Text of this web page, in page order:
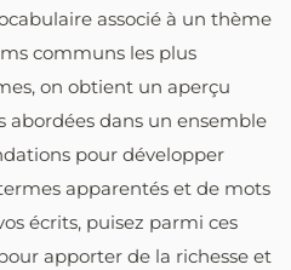
associé à un thème
communs les plus
on obtient un aperçu
abordées dans un ensemble
pour développer
apparentés et de mots
écrits, puisez parmi ces
apporter de la richesse et